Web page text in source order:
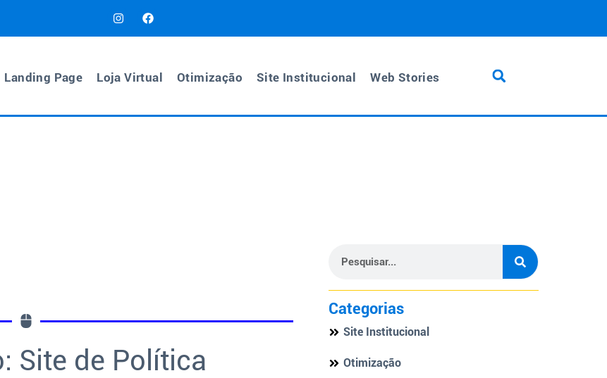
Landing Page Loja Virtual Otimização Site Institucional Web Stories
Site de Política
Categorias
Site Institucional
Otimização